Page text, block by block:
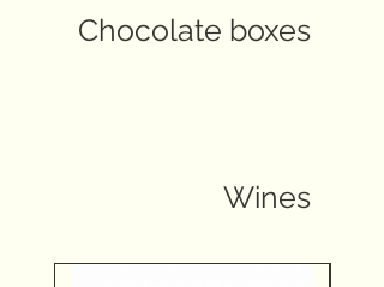
Chocolate boxes
Wines